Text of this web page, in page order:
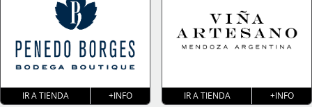
IR A TIENDA +INFO IR A TIENDA +INFO